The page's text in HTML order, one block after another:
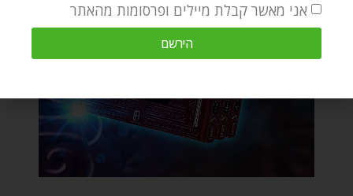
אני מאשר קבלת מיילים ופרסומות מהאתר
הירשם